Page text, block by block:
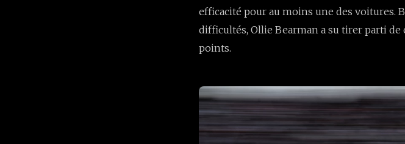
efficacité pour au moins une des voitures.
difficultés, Ollie Bearman a su tirer parti
points.